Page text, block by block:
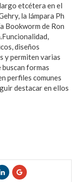
etcétera en el
la lámpara Ph
Bookworm de Ron
diseños
y permiten varias
formas
perfiles comunes
destacar en ellos